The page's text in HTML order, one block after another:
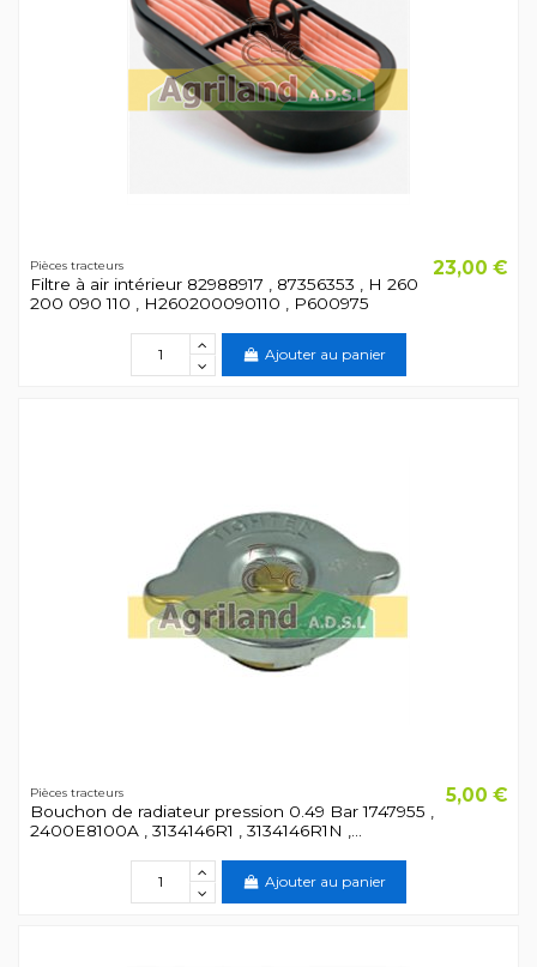
Pièces tracteurs
Filtre à air intérieur 82988917 , 87356353 , H 260
200 090 110 , H260200090110 , P600975
23,00 €
Ajouter au panier
Pièces tracteurs
Bouchon de radiateur pression 0.49 Bar 1747955 ,
2400E8100A , 3134146R1 , 3134146R1N ,...
5,00 €
Ajouter au panier